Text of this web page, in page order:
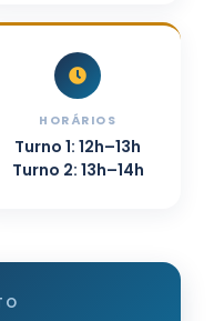
HORÁRIOS
Turno 1: 12h–13h
Turno 2: 13h–14h